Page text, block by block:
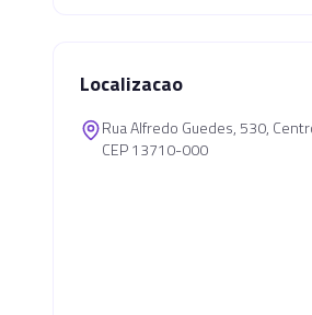
Localizacao
Rua Alfredo Guedes, 530,
CEP 13710-000